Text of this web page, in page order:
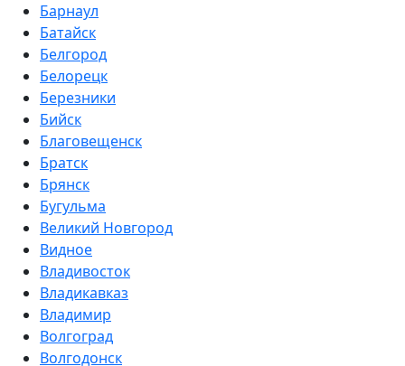
Барнаул
Батайск
Белгород
Белорецк
Березники
Бийск
Благовещенск
Братск
Брянск
Бугульма
Великий Новгород
Видное
Владивосток
Владикавказ
Владимир
Волгоград
Волгодонск